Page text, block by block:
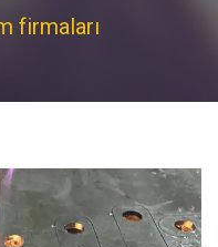
firmaları